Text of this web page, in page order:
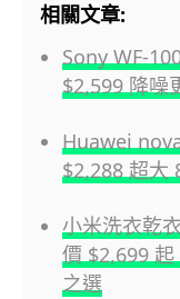
相關文章:
Sony WF-
$2,599 降噪
Huawei
$2,288 超大
小米洗衣乾
價 $2,699
之選